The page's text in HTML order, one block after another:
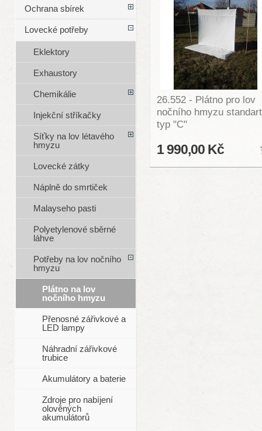
26.552 - Plátno pro lov
nočního hmyzu standart
typ "C"
1 990,00 Kč
Ochrana sbírek
Lovecké potřeby
Eklektory
Exhaustory
Chemikálie
Injekční stříkačky
Síťky na lov létavého
hmyzu
Lovecké zátky
Náplně do smrtiček
Malayseho pasti
Polyetylenové sběrné
láhve
Potřeby na lov nočního
hmyzu
Plátno na lov
nočního hmyzu
Přenosné zářivkové a
LED lampy
Náhradní zářivkové
trubice
Akumulátory a baterie
Zdroje pro nabíjení
olověných
akumulátorů